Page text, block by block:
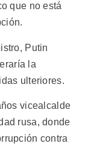
que no está
Putin
la
ulteriores.
vicealcalde
rusa, donde
contra